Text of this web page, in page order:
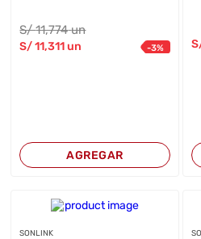
S/11,774 un
S/11,311 un -3%
AGREGAR
SONLINK